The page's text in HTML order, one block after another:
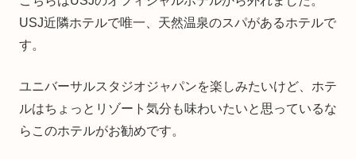
USJ近隣ホテルで唯一、天然温泉のスパがあるホテルで
す。
ユニバーサルスタジオジャパンを楽しみたいけど、ホテ
ルはちょっとリゾート気分も味わいたいと思っているな
らこのホテルがお勧めです。